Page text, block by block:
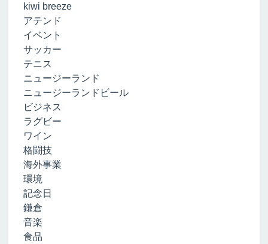
kiwi breeze
アテンド
イベント
サッカー
テニス
ニュージーランド
ニュージーランドビール
ビジネス
ラグビー
ワイン
格闘技
海外事業
環境
記念日
鎌倉
音楽
食品